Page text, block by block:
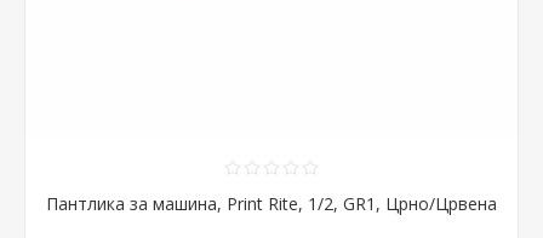
Пантлика за машина, Print Rite, 1/2, GR1, Црно/Црвена